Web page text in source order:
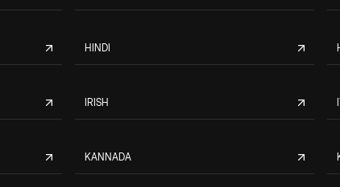
HINDI
IRISH
KANNADA